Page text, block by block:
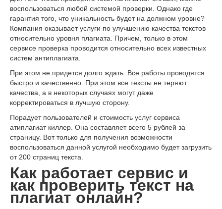
воспользоваться любой системой проверки. Однако где
гарантия того, что уникальность будет на должном уровне?
Компания оказывает услуги по улучшению качества текстов
относительно уровня плагиата. Причем, только в этом
сервисе проверка проводится относительно всех известных
систем антиплагиата.
При этом не придется долго ждать. Все работы проводятся
быстро и качественно. При этом все тексты не теряют
качества, а в некоторых случаях могут даже
корректироваться в лучшую сторону.
Порадует пользователей и стоимость услуг сервиса
атиплагиат киллер. Она составляет всего 5 рублей за
страницу. Вот только для получения возможности
воспользоваться данной услугой необходимо будет загрузить
от 200 страниц текста.
Как работает сервис и
как проверить текст на
плагиат онлайн?